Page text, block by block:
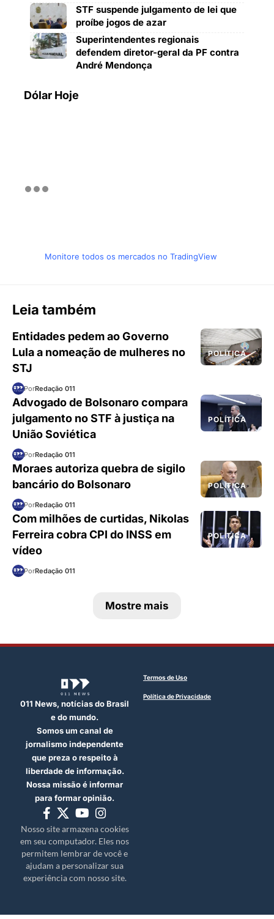
STF suspende julgamento de lei que
proíbe jogos de azar
Superintendentes regionais
defendem diretor-geral da PF contra
André Mendonça
Dólar Hoje
Monitore todos os mercados no TradingView
Leia também
POLÍTICA
Entidades pedem ao Governo
Lula a nomeação de mulheres no
STJ
PorRedação 011
POLÍTICA
Advogado de Bolsonaro compara
julgamento no STF à justiça na
União Soviética
PorRedação 011
POLÍTICA
Moraes autoriza quebra de sigilo
bancário do Bolsonaro
PorRedação 011
POLÍTICA
Com milhões de curtidas, Nikolas
Ferreira cobra CPI do INSS em
vídeo
PorRedação 011
Mostre mais
011 News, notícias do Brasil
e do mundo.
Somos um canal de
jornalismo independente
que preza o respeito à
liberdade de informação.
Nossa missão é informar
para formar opinião.
Nosso site armazena cookies
em seu computador. Eles nos
permitem lembrar de você e
ajudam a personalizar sua
experiência com nosso site.
Termos de Uso
Política de Privacidade